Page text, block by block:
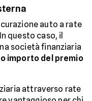
auto a rate
questo caso, il
società finanziaria
importo del premio
attraverso rate